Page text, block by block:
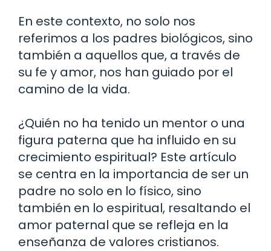
En este contexto, no solo nos
referimos a los padres biológicos, sino
también a aquellos que, a través de
su fe y amor, nos han guiado por el
camino de la vida.
¿Quién no ha tenido un mentor o una
figura paterna que ha influido en su
crecimiento espiritual? Este artículo
se centra en la importancia de ser un
padre no solo en lo físico, sino
también en lo espiritual, resaltando el
amor paternal que se refleja en la
enseñanza de valores cristianos.